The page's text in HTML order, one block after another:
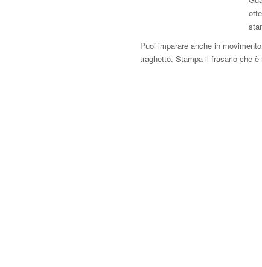
Puoi imparare anche in
traghetto. Stampa il frasario che